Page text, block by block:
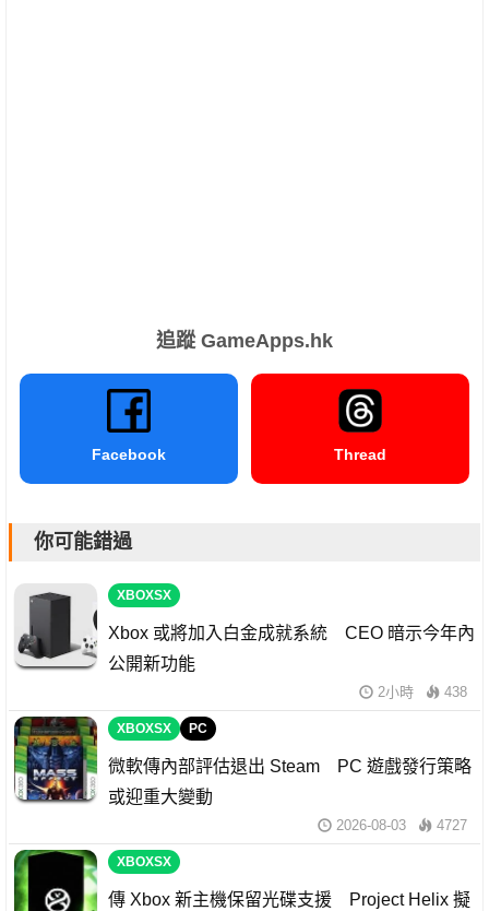
追蹤 GameApps.hk
Facebook Thread
你可能錯過
XBOXSX
Xbox 或將加入白金成就系統 CEO 暗示今年內
公開新功能
2小時 438
XBOXSX PC
微軟傳內部評估退出 Steam PC 遊戲發行策略
或迎重大變動
2026-08-03 4727
XBOXSX
傳 Xbox 新主機保留光碟支援 Project Helix 擬